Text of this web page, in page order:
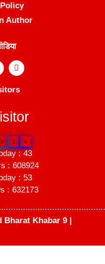
Author
9 2 4
: 43
: 608924
: 53
: 632173
Bharat Khabar 9 |